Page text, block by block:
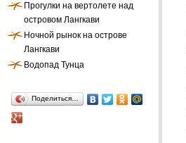
Прогулки на вертолете над
островом Лангкави
Ночной рынок на острове
Лангкави
Водопад Тунца
Поделиться…